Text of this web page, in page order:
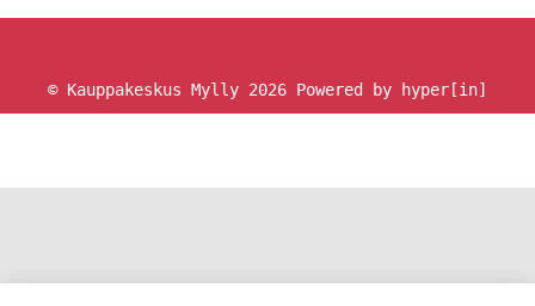
© Kauppakeskus Mylly 2026 Powered by hyper[in]